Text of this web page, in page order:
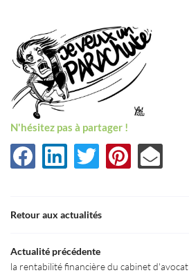
Accueil
Le Cabinet
N'hésitez pas à partager !
Retour aux actualités
Actualité précédente
la rentabilité financière du cabinet d'avocat